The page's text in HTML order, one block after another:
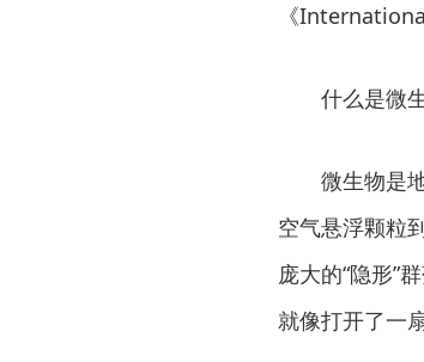
《
什么是微
微生物是
空气悬浮颗粒
庞大的“隐形”
就像打开了一